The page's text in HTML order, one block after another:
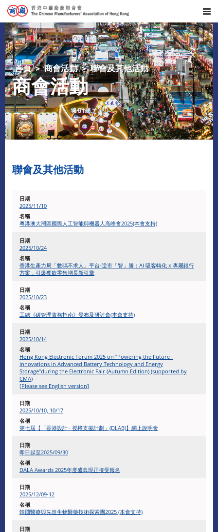
首頁 商會活動 聯會及其他活動
商會活動
聯會及其他活動
2025/11/10
粵港澳大灣區國際人工智能與機器人高峰會2025(本會支持)
2025/10/24
香港生產力局「數碼不求人」平台-逆市「智」勝：AI 吸客轉化 x 專屬銀行
方案，引爆餐飲零售增長新引擎
2025/10/23
工總《碳管理實務指南》發布及研討會(本會支持)
2025/10/14
Hong Kong Electronic Forum 2025 on “Powering the Future :
Innovations in Advanced Battery Technology and Energy
Storage”during the Electronic Fair (Autumn Edition) (supported by
CMA)
[Please see English version]
2025/10/10, 10/17
第七屆【「香港設計 ‧ 授權支援計劃」(DLAB)】網上說明會
即日起至2025/09/30
DALA Awards 2025年度盛典現正接受報名
2025/12/09-12
韓國醫療與先進生物醫藥技術探索團2025 (本會支持)